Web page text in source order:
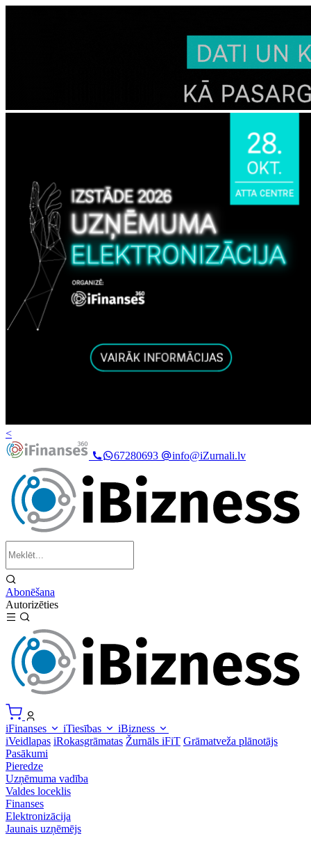
<
67280693
info@iZurnali.lv
Abonēšana
Autorizēties
iFinanses iTiesības
iBizness
iVeidlapas iRokasgrāmatas Žurnāls iFiT Grāmatveža plānotājs
Pasākumi
Pieredze
Uzņēmuma vadība
Valdes loceklis
Finanses
Elektronizācija
Jaunais uzņēmējs